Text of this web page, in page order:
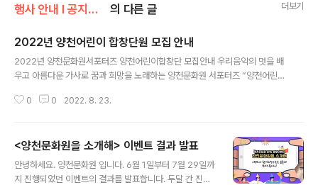
행사 안내 Ι 공지사항/공지사항 의 다른 글 더보기
2022년 양천어린이 합창단원 모집 안내
2022년 양천문화원서포터즈 양천어린이합창단 모집안내 우리음악의 멋을 배
우고 아름다운 가사로 꿈과 희망을 노래하는 양천문화원 서포터즈 “양천어린이
창단 비영리민간법인 등록) 2020.02.15 - 양천어린이합창단 1기 선발(30명)
21.04.17 - 양천어린이합창단 2기 선발 2021.06.05 - 환경 콘서트 참여 (양
천구자원봉사센터&예술로 주최) 2021.11.09 - 제1회 정기연주회 (양천문화회
관대극장) 2021.11.13 - 환경 콘서트 참여 (양천..
0 0 2022. 8. 23.
<양천문화원을 소개해> 이벤트 결과 발표
안녕하세요. 양천문화원 입니다. 6월 1일부터 7월 29일까
지 진행되었던 이벤트의 결과를 발표합니다. 두달 간 진행